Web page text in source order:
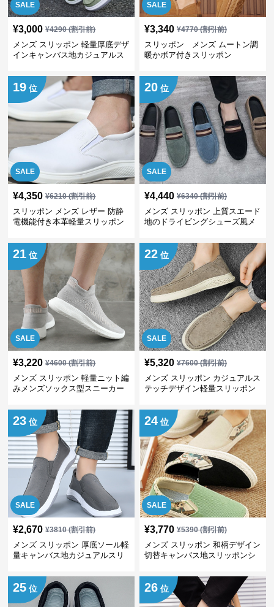
SALE
¥3,000 ¥4290(割引前)
メンズ スリッポン 軽量厚底デザ
インキャンバス地カジュアルス
SALE
¥3,340 ¥4770(割引前)
スリッポン メンズ ムートン調
暖かボア付きスリッポン
SALE
19 位
¥4,350 ¥6210(割引前)
スリッポン メンズ レザー 防静
電機能付き本革軽量スリッポン
SALE
20 位
¥4,440 ¥6340(割引前)
メンズ スリッポン 上質スエード
地のドライビングシューズ風メ
SALE
21 位
¥3,220 ¥4600(割引前)
メンズ スリッポン 軽量ニット編
みメンズソックス型スニーカー
SALE
22 位
¥5,320 ¥7600(割引前)
メンズ スリッポン カジュアルス
テッチデザイン軽量スリッポン
SALE
23 位
¥2,670 ¥3810(割引前)
メンズ スリッポン 厚底ソール軽
量キャンバス地カジュアルスリ
SALE
24 位
¥3,770 ¥5390(割引前)
メンズ スリッポン 和柄デザイン
切替キャンバス地スリッポンシ
25 位 26 位